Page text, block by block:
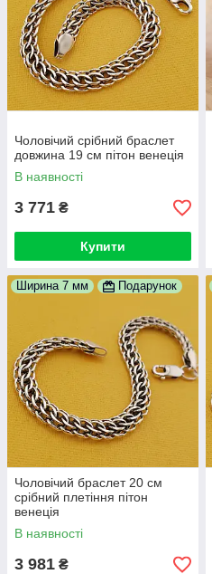
Чоловічий срібний браслет
довжина 19 см пітон венеція
В наявності
3 771 ₴
Купити
Ширина 7 мм Подарунок
Чоловічий браслет 20 см
срібний плетіння пітон
венеція
В наявності
3 981 ₴